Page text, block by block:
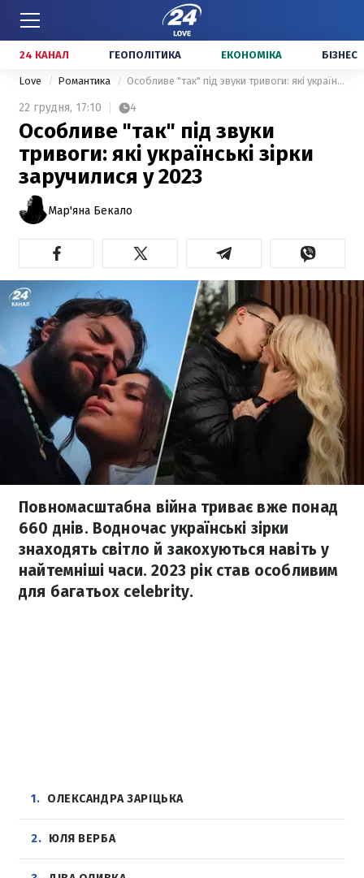
24 КАНАЛ ГЕОПОЛІТИКА ЕКОНОМІКА БІЗНЕС
Love Романтика Особливе "так" під звуки тривоги: які українські зірки заручилися у 2023
22 грудня, 17:10 4
Особливе "так" під звуки
тривоги: які українські зірки
заручилися у 2023
Мар'яна Бекало
Повномасштабна війна триває вже понад
660 днів. Водночас українські зірки
знаходять світло й закохуються навіть у
найтемніші часи. 2023 рік став особливим
для багатьох celebrity.
1 ОЛЕКСАНДРА ЗАРІЦЬКА
2 ЮЛЯ ВЕРБА